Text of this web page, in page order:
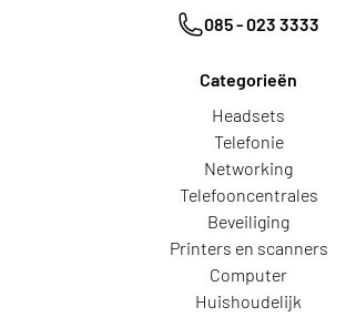
085 - 023 3333
Categorieën
Headsets
Telefonie
Networking
Telefooncentrales
Beveiliging
Printers en scanners
Computer
Huishoudelijk